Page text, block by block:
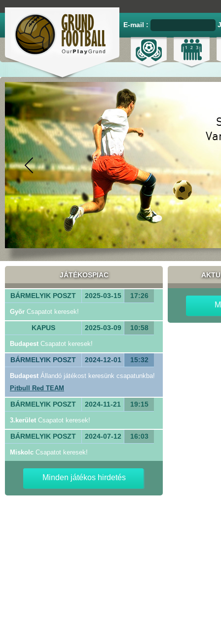
E-mail :
JÁTÉKOSPIAC
BÁRMELYIK POSZT 2025-03-15 17:26
Gyõr Csapatot keresek!
KAPUS 2025-03-09 10:58
Budapest Csapatot keresek!
BÁRMELYIK POSZT 2024-12-01 15:32
Budapest Állandó játékost keresünk csapatunkba!
Pitbull Red TEAM
BÁRMELYIK POSZT 2024-11-21 19:15
3.kerület Csapatot keresek!
BÁRMELYIK POSZT 2024-07-12 16:03
Miskolc Csapatot keresek!
Minden játékos hirdetés